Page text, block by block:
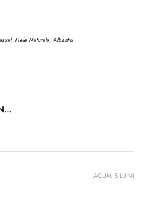
STEFANEL-CONSTANTIN A.
Piele Naturala, Albastru
ACUM 5 LUNI